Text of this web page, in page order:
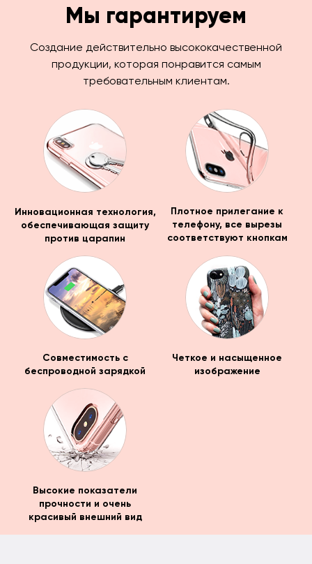
Мы гарантируем
Создание действительно высококачественной
продукции, которая понравится самым
требовательным клиентам.
Инновационная технология,
обеспечивающая защиту
против царапин
Плотное прилегание к
телефону, все вырезы
соответствуют кнопкам
Совместимость с
беспроводной зарядкой
Четкое и насыщенное
изображение
Высокие показатели
прочности и очень
красивый внешний вид